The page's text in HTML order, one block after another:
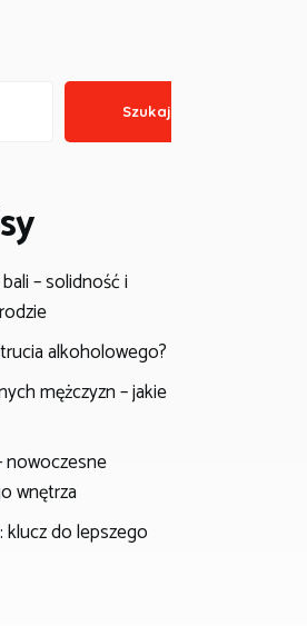
Szukaj
– solidność i
alkoholowego?
mężczyzn – jakie
nowoczesne
wnętrza
klucz do lepszego